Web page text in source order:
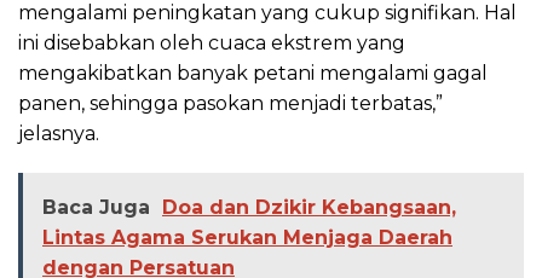
mengalami peningkatan yang cukup signifikan. Hal
ini disebabkan oleh cuaca ekstrem yang
mengakibatkan banyak petani mengalami gagal
panen, sehingga pasokan menjadi terbatas,”
jelasnya.
Baca Juga
Doa dan Dzikir Kebangsaan,
Lintas Agama Serukan Menjaga Daerah
dengan Persatuan